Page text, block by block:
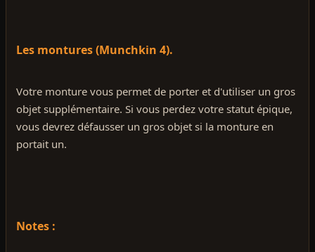
Les montures (Munchkin 4).
Votre monture vous permet de porter et d'utiliser un gros
objet supplémentaire. Si vous perdez votre statut épique,
vous devrez défausser un gros objet si la monture en
portait un.
Notes :